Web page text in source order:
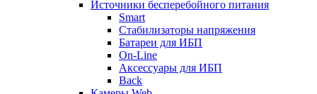
Источники бесперебойного питания
Smart
Стабилизаторы напряжения
Батареи для ИБП
On-Line
Аксессуары для ИБП
Back